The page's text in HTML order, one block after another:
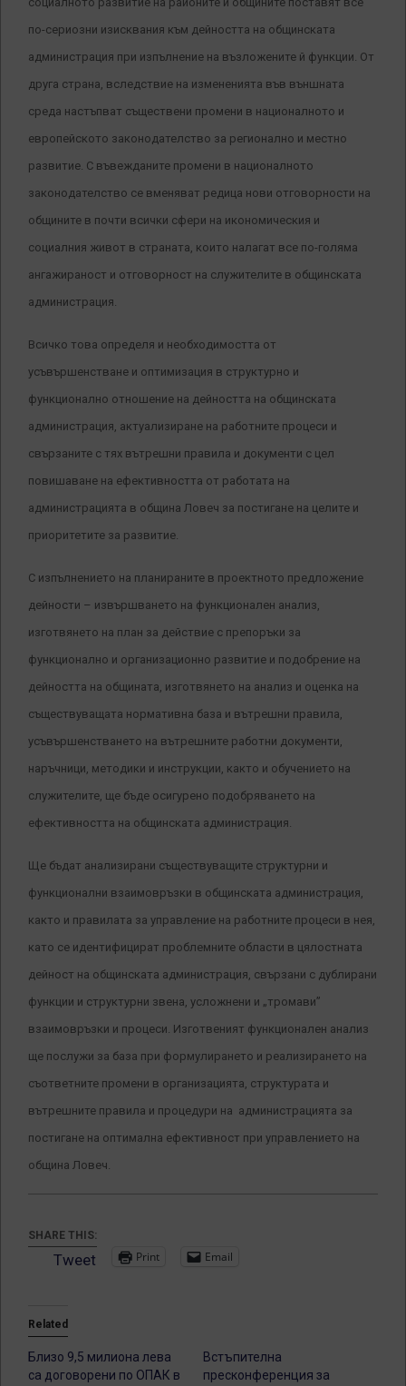
по-сериозни изисквания към дейността на общинската
администрация при изпълнение на възложените й функции. От
друга страна, вследствие на измененията във външната
среда настъпват съществени промени в националното и
европейското законодателство за регионално и местно
развитие. С въвежданите промени в националното
законодателство се вменяват редица нови отговорности на
общините в почти всички сфери на икономическия и
социалния живот в страната, които налагат все по-голяма
ангажираност и отговорност на служителите в общинската
администрация.
Всичко това определя и необходимостта от
усъвършенстване и оптимизация в структурно и
функционално отношение на дейността на общинската
администрация, актуализиране на работните процеси и
свързаните с тях вътрешни правила и документи с цел
повишаване на ефективността от работата на
администрацията в община Ловеч за постигане на целите и
приоритетите за развитие.
С изпълнението на планираните в проектното предложение
дейности – извършването на функционален анализ,
изготвянето на план за действие с препоръки за
функционално и организационно развитие и подобрение на
дейността на общината, изготвянето на анализ и оценка на
съществуващата нормативна база и вътрешни правила,
усъвършенстването на вътрешните работни документи,
наръчници, методики и инструкции, както и обучението на
служителите, ще бъде осигурено подобряването на
ефективността на общинската администрация.
Ще бъдат анализирани съществуващите структурни и
функционални взаимовръзки в общинската администрация,
както и правилата за управление на работните процеси в нея,
като се идентифицират проблемните области в цялостната
дейност на общинската администрация, свързани с дублирани
функции и структурни звена, усложнени и „тромави”
взаимовръзки и процеси. Изготвеният функционален анализ
ще послужи за база при формулирането и реализирането на
съответните промени в организацията, структурата и
вътрешните правила и процедури на администрацията за
постигане на оптимална ефективност при управлението на
община Ловеч.
SHARE THIS:
Tweet Print Email
Related
Близо 9,5 милиона лева
са договорени по ОПАК в
Встъпителна
пресконференция за